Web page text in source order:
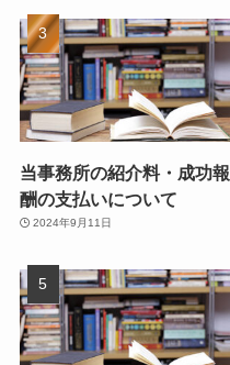
当事務所の紹介料・成功報
酬の支払いについて
2024年9月11日